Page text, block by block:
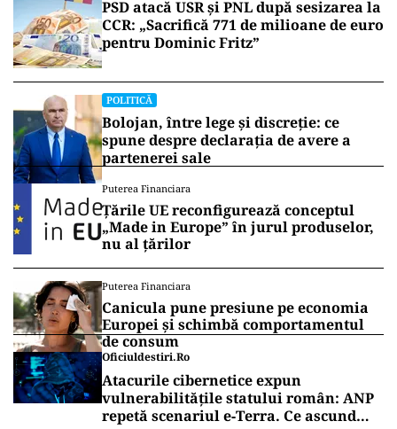
PSD atacă USR și PNL după sesizarea la
CCR: „Sacrifică 771 de milioane de euro
pentru Dominic Fritz”
POLITICĂ
Bolojan, între lege și discreție: ce
spune despre declarația de avere a
partenerei sale
Puterea Financiara
Țările UE reconfigurează conceptul
„Made in Europe” în jurul produselor,
nu al țărilor
Puterea Financiara
Canicula pune presiune pe economia
Europei și schimbă comportamentul
de consum
Oficiuldestiri.ro
Atacurile cibernetice expun
vulnerabilitățile statului român: ANP
repetă scenariul e‑Terra. Ce ascund